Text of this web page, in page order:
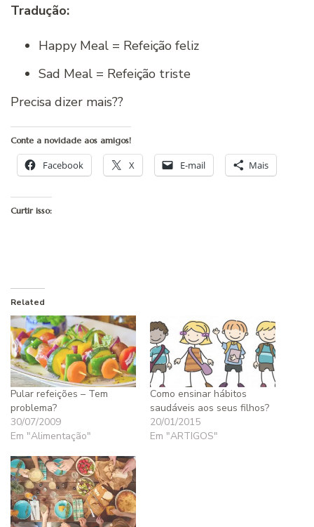
Tradução:
Happy Meal = Refeição feliz
Sad Meal = Refeição triste
Precisa dizer mais??
Conte a novidade aos amigos!
Facebook X E-mail Mais
Curtir isso:
Related
Pular refeições – Tem
problema?
30/07/2009
Em "Alimentação"
Como ensinar hábitos
saudáveis aos seus filhos?
20/01/2015
Em "ARTIGOS"